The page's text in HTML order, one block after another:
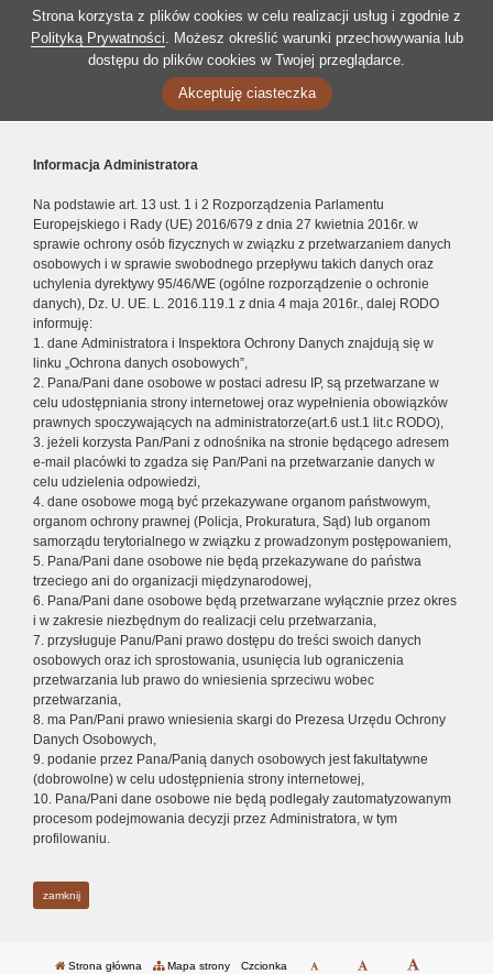
Strona korzysta z plików cookies w celu realizacji usług i zgodnie z
Polityką Prywatności. Możesz określić warunki przechowywania lub
dostępu do plików cookies w Twojej przeglądarce.
Akceptuję ciasteczka
Informacja Administratora
Na podstawie art. 13 ust. 1 i 2 Rozporządzenia Parlamentu
Europejskiego i Rady (UE) 2016/679 z dnia 27 kwietnia 2016r. w
sprawie ochrony osób fizycznych w związku z przetwarzaniem danych
osobowych i w sprawie swobodnego przepływu takich danych oraz
uchylenia dyrektywy 95/46/WE (ogólne rozporządzenie o ochronie
danych), Dz. U. UE. L. 2016.119.1 z dnia 4 maja 2016r., dalej RODO
informuję:
1. dane Administratora i Inspektora Ochrony Danych znajdują się w
linku „Ochrona danych osobowych”,
2. Pana/Pani dane osobowe w postaci adresu IP, są przetwarzane w
celu udostępniania strony internetowej oraz wypełnienia obowiązków
prawnych spoczywających na administratorze(art.6 ust.1 lit.c RODO),
3. jeżeli korzysta Pan/Pani z odnośnika na stronie będącego adresem
e-mail placówki to zgadza się Pan/Pani na przetwarzanie danych w
celu udzielenia odpowiedzi,
4. dane osobowe mogą być przekazywane organom państwowym,
organom ochrony prawnej (Policja, Prokuratura, Sąd) lub organom
samorządu terytorialnego w związku z prowadzonym postępowaniem,
5. Pana/Pani dane osobowe nie będą przekazywane do państwa
trzeciego ani do organizacji międzynarodowej,
6. Pana/Pani dane osobowe będą przetwarzane wyłącznie przez okres
i w zakresie niezbędnym do realizacji celu przetwarzania,
7. przysługuje Panu/Pani prawo dostępu do treści swoich danych
osobowych oraz ich sprostowania, usunięcia lub ograniczenia
przetwarzania lub prawo do wniesienia sprzeciwu wobec
przetwarzania,
8. ma Pan/Pani prawo wniesienia skargi do Prezesa Urzędu Ochrony
Danych Osobowych,
9. podanie przez Pana/Panią danych osobowych jest fakultatywne
(dobrowolne) w celu udostępnienia strony internetowej,
10. Pana/Pani dane osobowe nie będą podlegały zautomatyzowanym
procesom podejmowania decyzji przez Administratora, w tym
profilowaniu.
zamknij
Strona główna Mapa strony Czcionka